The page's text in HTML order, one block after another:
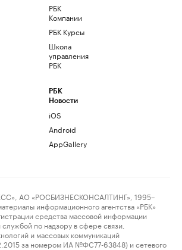
РБК
Компании
РБК Курсы
Школа
управления
РБК
РБК
Новости
iOS
Android
AppGallery
АО «РОСБИЗНЕСКОНСАЛТИНГ», 1995–
информационного агентства «РБК»
средства массовой информации
по надзору в сфере связи,
и массовых коммуникаций
за номером ИА №ФС77-63848) и сетевого